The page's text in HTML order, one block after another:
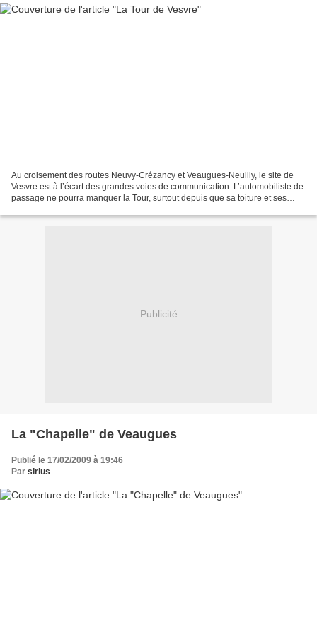
Au croisement des routes Neuvy-Crézancy et Veaugues-Neuilly, le site de
Vesvre est à l’écart des grandes voies de communication. L’automobiliste de
passage ne pourra manquer la Tour, surtout depuis que sa toiture et ses
Publicité
La "Chapelle" de Veaugues
Publié le 17/02/2009 à 19:46
Par sirius